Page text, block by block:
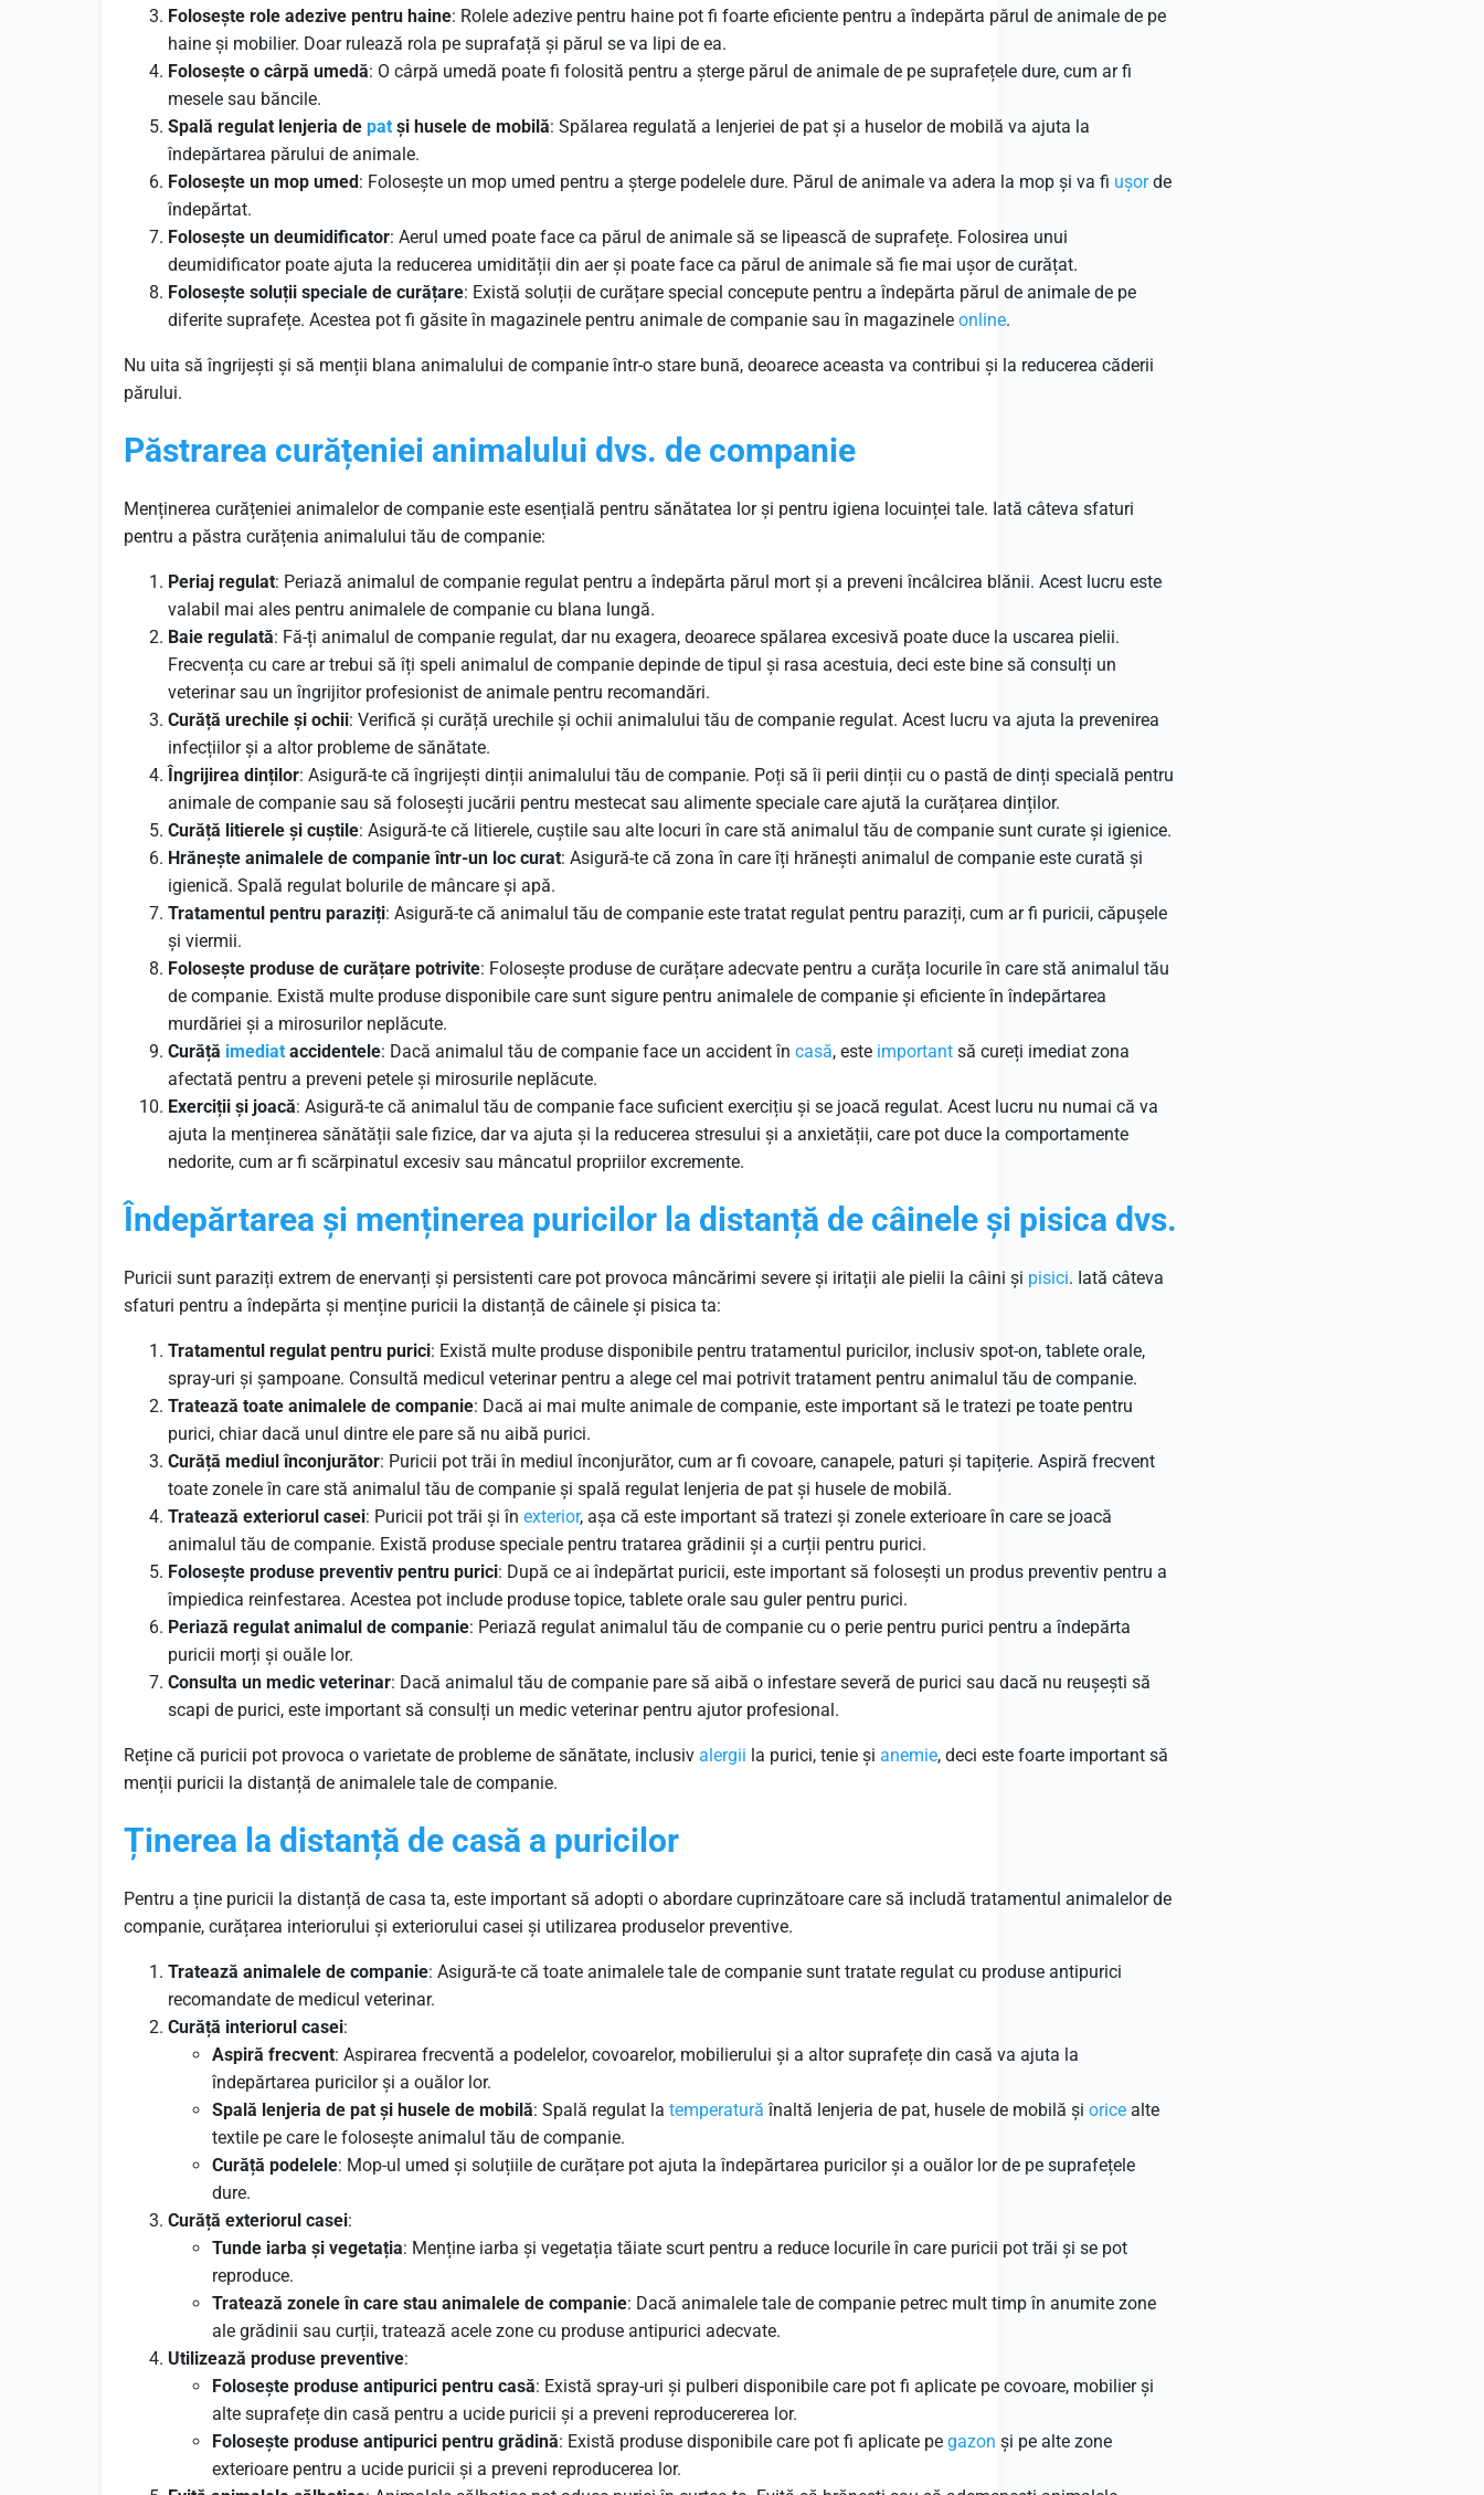
Folosește role adezive pentru haine: Rolele adezive pentru haine pot fi foarte eficiente pentru a îndepărta părul de animale de pe
haine și mobilier. Doar rulează rola pe suprafață și părul se va lipi de ea.
Folosește o cârpă umedă: O cârpă umedă poate fi folosită pentru a șterge părul de animale de pe suprafețele dure, cum ar fi
mesele sau băncile.
Spală regulat lenjeria de pat și husele de mobilă: Spălarea regulată a lenjeriei de pat și a huselor de mobilă va ajuta la
îndepărtarea părului de animale.
Folosește un mop umed: Folosește un mop umed pentru a șterge podelele dure. Părul de animale va adera la mop și va fi ușorde
îndepărtat.
Folosește un deumidificator: Aerul umed poate face ca părul de animale să se lipească de suprafețe. Folosirea unui
deumidificator poate ajuta la reducerea umidității din aer și poate face ca părul de animale să fie mai ușor de curățat.
Folosește soluții speciale de curățare: Există soluții de curățare special concepute pentru a îndepărta părul de animale de pe
diferite suprafețe. Acestea pot fi găsite în magazinele pentru animale de companie sau în magazinele online.
Nu uita să îngrijești și să menții blana animalului de companie într-o stare bună, deoarece aceasta va contribui și la reducerea căderii
părului.
Păstrarea curățeniei animalului dvs. de companie
Menținerea curățeniei animalelor de companie este esențială pentru sănătatea lor și pentru igiena locuinței tale. Iată câteva sfaturi
pentru a păstra curățenia animalului tău de companie:
Periaj regulat: Periază animalul de companie regulat pentru a îndepărta părul mort și a preveni încâlcirea blănii. Acest lucru este
valabil mai ales pentru animalele de companie cu blana lungă.
Baie regulată: Fă-ți animalul de companie regulat, dar nu exagera, deoarece spălarea excesivă poate duce la uscarea pielii.
Frecvența cu care ar trebui să îți speli animalul de companie depinde de tipul și rasa acestuia, deci este bine să consulți un
veterinar sau un îngrijitor profesionist de animale pentru recomandări.
Curăță urechile și ochii: Verifică și curăță urechile și ochii animalului tău de companie regulat. Acest lucru va ajuta la prevenirea
infecțiilor și a altor probleme de sănătate.
Îngrijirea dinților: Asigură-te că îngrijești dinții animalului tău de companie. Poți să îi perii dinții cu o pastă de dinți specială pentru
animale de companie sau să folosești jucării pentru mestecat sau alimente speciale care ajută la curățarea dinților.
Curăță litierele și cuștile: Asigură-te că litierele, cuștile sau alte locuri în care stă animalul tău de companie sunt curate și igienice.
Hrănește animalele de companie într-un loc curat: Asigură-te că zona în care îți hrănești animalul de companie este curată și
igienică. Spală regulat bolurile de mâncare și apă.
Tratamentul pentru paraziți: Asigură-te că animalul tău de companie este tratat regulat pentru paraziți, cum ar fi puricii, căpușele
și viermii.
Folosește produse de curățare potrivite: Folosește produse de curățare adecvate pentru a curăța locurile în care stă animalul tău
de companie. Există multe produse disponibile care sunt sigure pentru animalele de companie și eficiente în îndepărtarea
murdăriei și a mirosurilor neplăcute.
Curăță imediat accidentele: Dacă animalul tău de companie face un accident în casă, este important să cureți imediat zona
afectată pentru a preveni petele și mirosurile neplăcute.
Exerciții și joacă: Asigură-te că animalul tău de companie face suficient exercițiu și se joacă regulat. Acest lucru nu numai că va
ajuta la menținerea sănătății sale fizice, dar va ajuta și la reducerea stresului și a anxietății, care pot duce la comportamente
nedorite, cum ar fi scărpinatul excesiv sau mâncatul propriilor excremente.
Îndepărtarea și menținerea puricilor la distanță de câinele și pisica dvs.
Puricii sunt paraziți extrem de enervanți și persistenti care pot provoca mâncărimi severe și iritații ale pielii la câini și pisici. Iată câteva
sfaturi pentru a îndepărta și menține puricii la distanță de câinele și pisica ta:
Tratamentul regulat pentru purici: Există multe produse disponibile pentru tratamentul puricilor, inclusiv spot-on, tablete orale,
spray-uri și șampoane. Consultă medicul veterinar pentru a alege cel mai potrivit tratament pentru animalul tău de companie.
Tratează toate animalele de companie: Dacă ai mai multe animale de companie, este important să le tratezi pe toate pentru
purici, chiar dacă unul dintre ele pare să nu aibă purici.
Curăță mediul înconjurător: Puricii pot trăi în mediul înconjurător, cum ar fi covoare, canapele, paturi și tapițerie. Aspiră frecvent
toate zonele în care stă animalul tău de companie și spală regulat lenjeria de pat și husele de mobilă.
Tratează exteriorul casei: Puricii pot trăi și în exterior, așa că este important să tratezi și zonele exterioare în care se joacă
animalul tău de companie. Există produse speciale pentru tratarea grădinii și a curții pentru purici.
Folosește produse preventiv pentru purici: După ce ai îndepărtat puricii, este important să folosești un produs preventiv pentru a
împiedica reinfestarea. Acestea pot include produse topice, tablete orale sau guler pentru purici.
Periază regulat animalul de companie: Periază regulat animalul tău de companie cu o perie pentru purici pentru a îndepărta
puricii morți și ouăle lor.
Consulta un medic veterinar: Dacă animalul tău de companie pare să aibă o infestare severă de purici sau dacă nu reușești să
scapi de purici, este important să consulți un medic veterinar pentru ajutor profesional.
Reține că puricii pot provoca o varietate de probleme de sănătate, inclusiv alergii la purici, tenie și anemie, deci este foarte important să
menții puricii la distanță de animalele tale de companie.
Ținerea la distanță de casă a puricilor
Pentru a ține puricii la distanță de casa ta, este important să adopti o abordare cuprinzătoare care să includă tratamentul animalelor de
companie, curățarea interiorului și exteriorului casei și utilizarea produselor preventive.
Tratează animalele de companie: Asigură-te că toate animalele tale de companie sunt tratate regulat cu produse antipurici
recomandate de medicul veterinar.
Curăță interiorul casei:
Aspiră frecvent: Aspirarea frecventă a podelelor, covoarelor, mobilierului și a altor suprafețe din casă va ajuta la
îndepărtarea puricilor și a ouălor lor.
Spală lenjeria de pat și husele de mobilă: Spală regulat la temperatură înaltă lenjeria de pat, husele de mobilă și orice alte
textile pe care le folosește animalul tău de companie.
Curăță podelele: Mop-ul umed și soluțiile de curățare pot ajuta la îndepărtarea puricilor și a ouălor lor de pe suprafețele
dure.
Curăță exteriorul casei:
Tunde iarba și vegetația: Menține iarba și vegetația tăiate scurt pentru a reduce locurile în care puricii pot trăi și se pot
reproduce.
Tratează zonele în care stau animalele de companie: Dacă animalele tale de companie petrec mult timp în anumite zone
ale grădinii sau curții, tratează acele zone cu produse antipurici adecvate.
Utilizează produse preventive:
Folosește produse antipurici pentru casă: Există spray-uri și pulberi disponibile care pot fi aplicate pe covoare, mobilier și
alte suprafețe din casă pentru a ucide puricii și a preveni reproducererea lor.
Folosește produse antipurici pentru grădină: Există produse disponibile care pot fi aplicate pe gazon și pe alte zone
exterioare pentru a ucide puricii și a preveni reproducerea lor.